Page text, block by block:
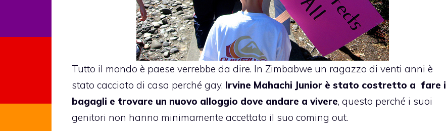
Tutto il mondo è paese verrebbe da dire. In Zimbabwe un ragazzo di venti anni è
stato cacciato di casa perché gay. Irvine Mahachi Junior è stato costretto a fare i
bagagli e trovare un nuovo alloggio dove andare a vivere, questo perché i suoi
genitori non hanno minimamente accettato il suo coming out.